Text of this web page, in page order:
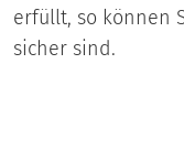
erfüllt, so können
sicher sind.